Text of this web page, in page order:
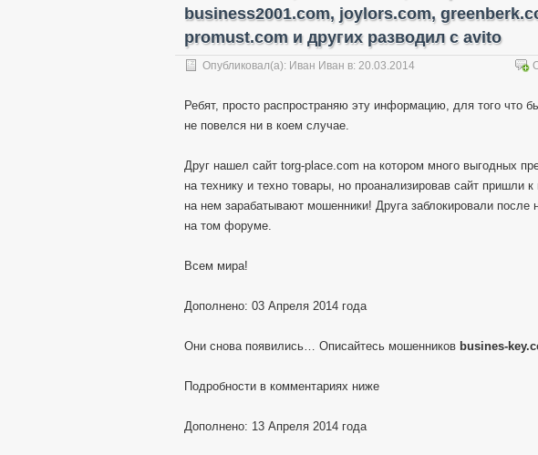
business2001.com, joylors.com,
promust.com и других разводил с avito
Опубликовал(а): Иван Иван в: 20.03.2014
Ребят, просто распространяю эту информацию, для того что
не повелся ни в коем случае.
Друг нашел сайт torg-place.com на котором много выгодных
на технику и техно товары, но проанализировав сайт пришли
на нем зарабатывают мошенники! Друга заблокировали после
на том форуме.
Всем мира!
Дополнено: 03 Апреля 2014 года
Они снова появились… Описайтесь мошенников busines-
Подробности в комментариях ниже
Дополнено: 13 Апреля 2014 года